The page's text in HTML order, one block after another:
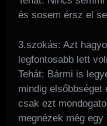
és sosem érsz el
3.szokás: Azt
legfontosabb lett
Tehát: Bármi is
mindig elsőbbséget
csak ezt
megnézek még egy